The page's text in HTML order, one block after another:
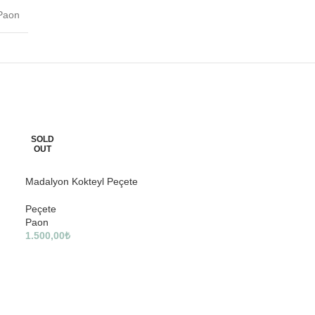
SOLD
OUT
Madalyon Kokteyl Peçete
Peçete
Paon
1.500,00₺